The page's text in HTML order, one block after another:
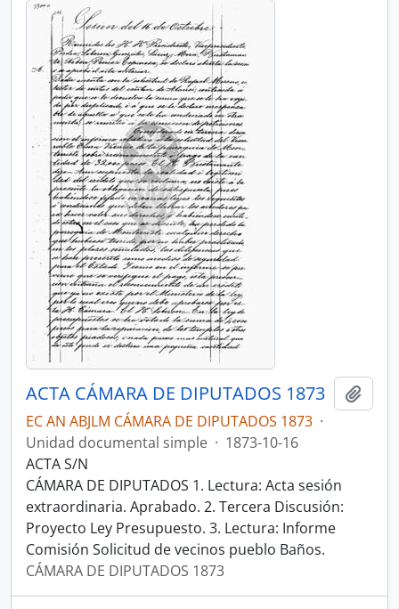
ACTA CÁMARA DE DIPUTADOS 1873
EC AN ABJLM CÁMARA DE DIPUTADOS 1873 ·
Unidad documental simple · 1873-10-16
ACTA S/N
CÁMARA DE DIPUTADOS 1. Lectura: Acta sesión
extraordinaria. Aprabado. 2. Tercera Discusión:
Proyecto Ley Presupuesto. 3. Lectura: Informe
Comisión Solicitud de vecinos pueblo Baños.
CÁMARA DE DIPUTADOS 1873